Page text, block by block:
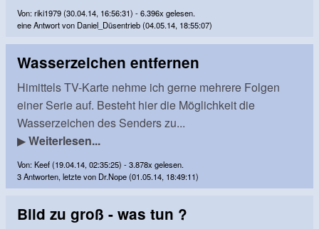
Von: riki1979 (30.04.14, 16:56:31) - 6.396x gelesen.
eine Antwort von Daniel_Düsentrieb (04.05.14, 18:55:07)
Wasserzeichen entfernen
Himittels TV-Karte nehme ich gerne mehrere Folgen
einer Serie auf. Besteht hier die Möglichkeit die
Wasserzeichen des Senders zu...
▶Weiterlesen...
Von: Keef (19.04.14, 02:35:25) - 3.878x gelesen.
3 Antworten, letzte von Dr.Nope (01.05.14, 18:49:11)
Bild zu groß - was tun ?